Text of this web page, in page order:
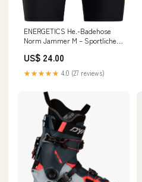
ENERGETICS He.-Badehose
Norm Jammer M – Sportliche
US$ 24.00
★★★★★ 4.0 (27 reviews)